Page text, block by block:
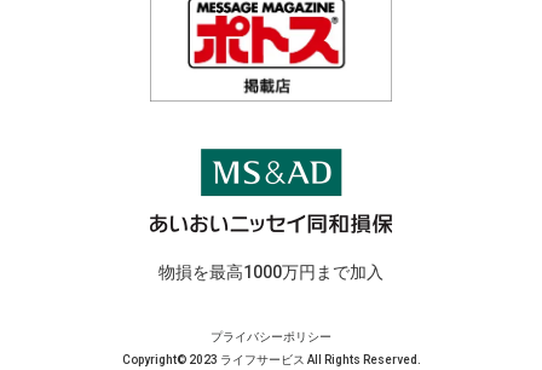
物損を最高1000万円まで加入
プライバシーポリシー
Copyright© 2023 ライフサービス All Rights Reserved.